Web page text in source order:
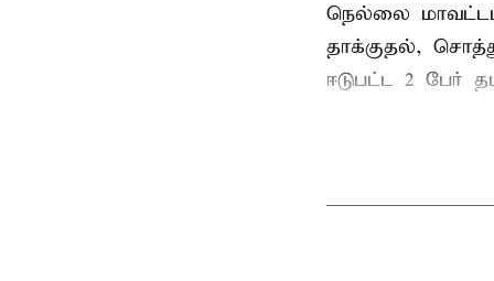
நெல்லை
தாக்குதல்,
ஈடுபட்ட 2 பேர்